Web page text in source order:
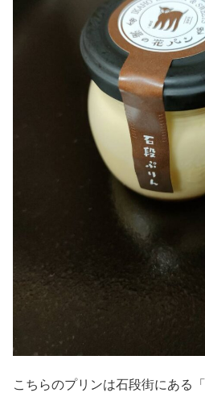
こちらのプリンは石段街にある「